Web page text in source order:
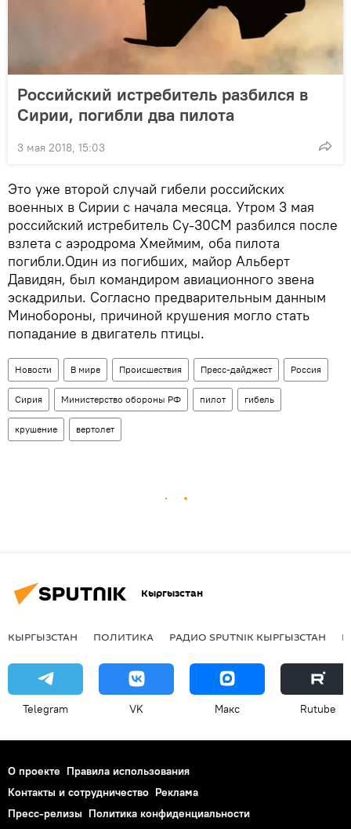
Российский истребитель разбился в
Сирии, погибли два пилота
3 мая 2018, 15:03
Это уже второй случай гибели российских
военных в Сирии с начала месяца. Утром 3 мая
российский истребитель Су-30СМ разбился после
взлета с аэродрома Хмеймим, оба пилота
погибли.Один из погибших, майор Альберт
Давидян, был командиром авиационного звена
эскадрильи. Согласно предварительным данным
Минобороны, причиной крушения могло стать
попадание в двигатель птицы.
Новости В мире Происшествия Пресс-дайджест Россия
Сирия Министерство обороны РФ пилот гибель
крушение вертолет
Кыргызстан
КЫРГЫЗСТАН ПОЛИТИКА РАДИО SPUTNIK КЫРГЫЗСТАН
Telegram VK Макс Rutube
О проекте Правила использования
Контакты и сотрудничество Реклама
Пресс-релизы Политика конфиденциальности